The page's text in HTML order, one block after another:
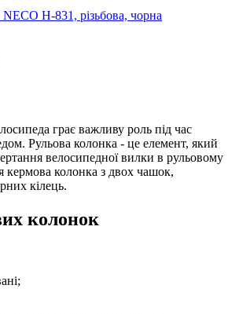
H-831, різьбова, чорна
грає важливу роль під час
Рульова колонка - це елемент, який
велосипедної вилки в рульовому
кермова колонка з двох чашок,
кілець.
колонок